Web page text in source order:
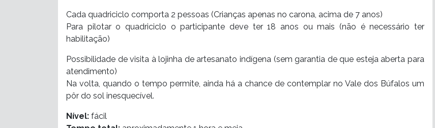
Cada quadriciclo comporta 2 pessoas (Crianças apenas no carona, acima de 7 anos)
Para pilotar o quadriciclo o participante deve ter 18 anos ou mais (não é necessário ter
habilitação)
Possibilidade de visita à lojinha de artesanato indígena (sem garantia de que esteja aberta para
atendimento)
Na volta, quando o tempo permite, ainda há a chance de contemplar no Vale dos Búfalos um
pôr do sol inesquecível.
Nível: fácil